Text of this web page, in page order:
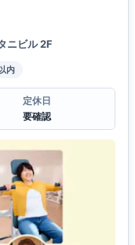
ニビル 2F
内
定休日
要確認